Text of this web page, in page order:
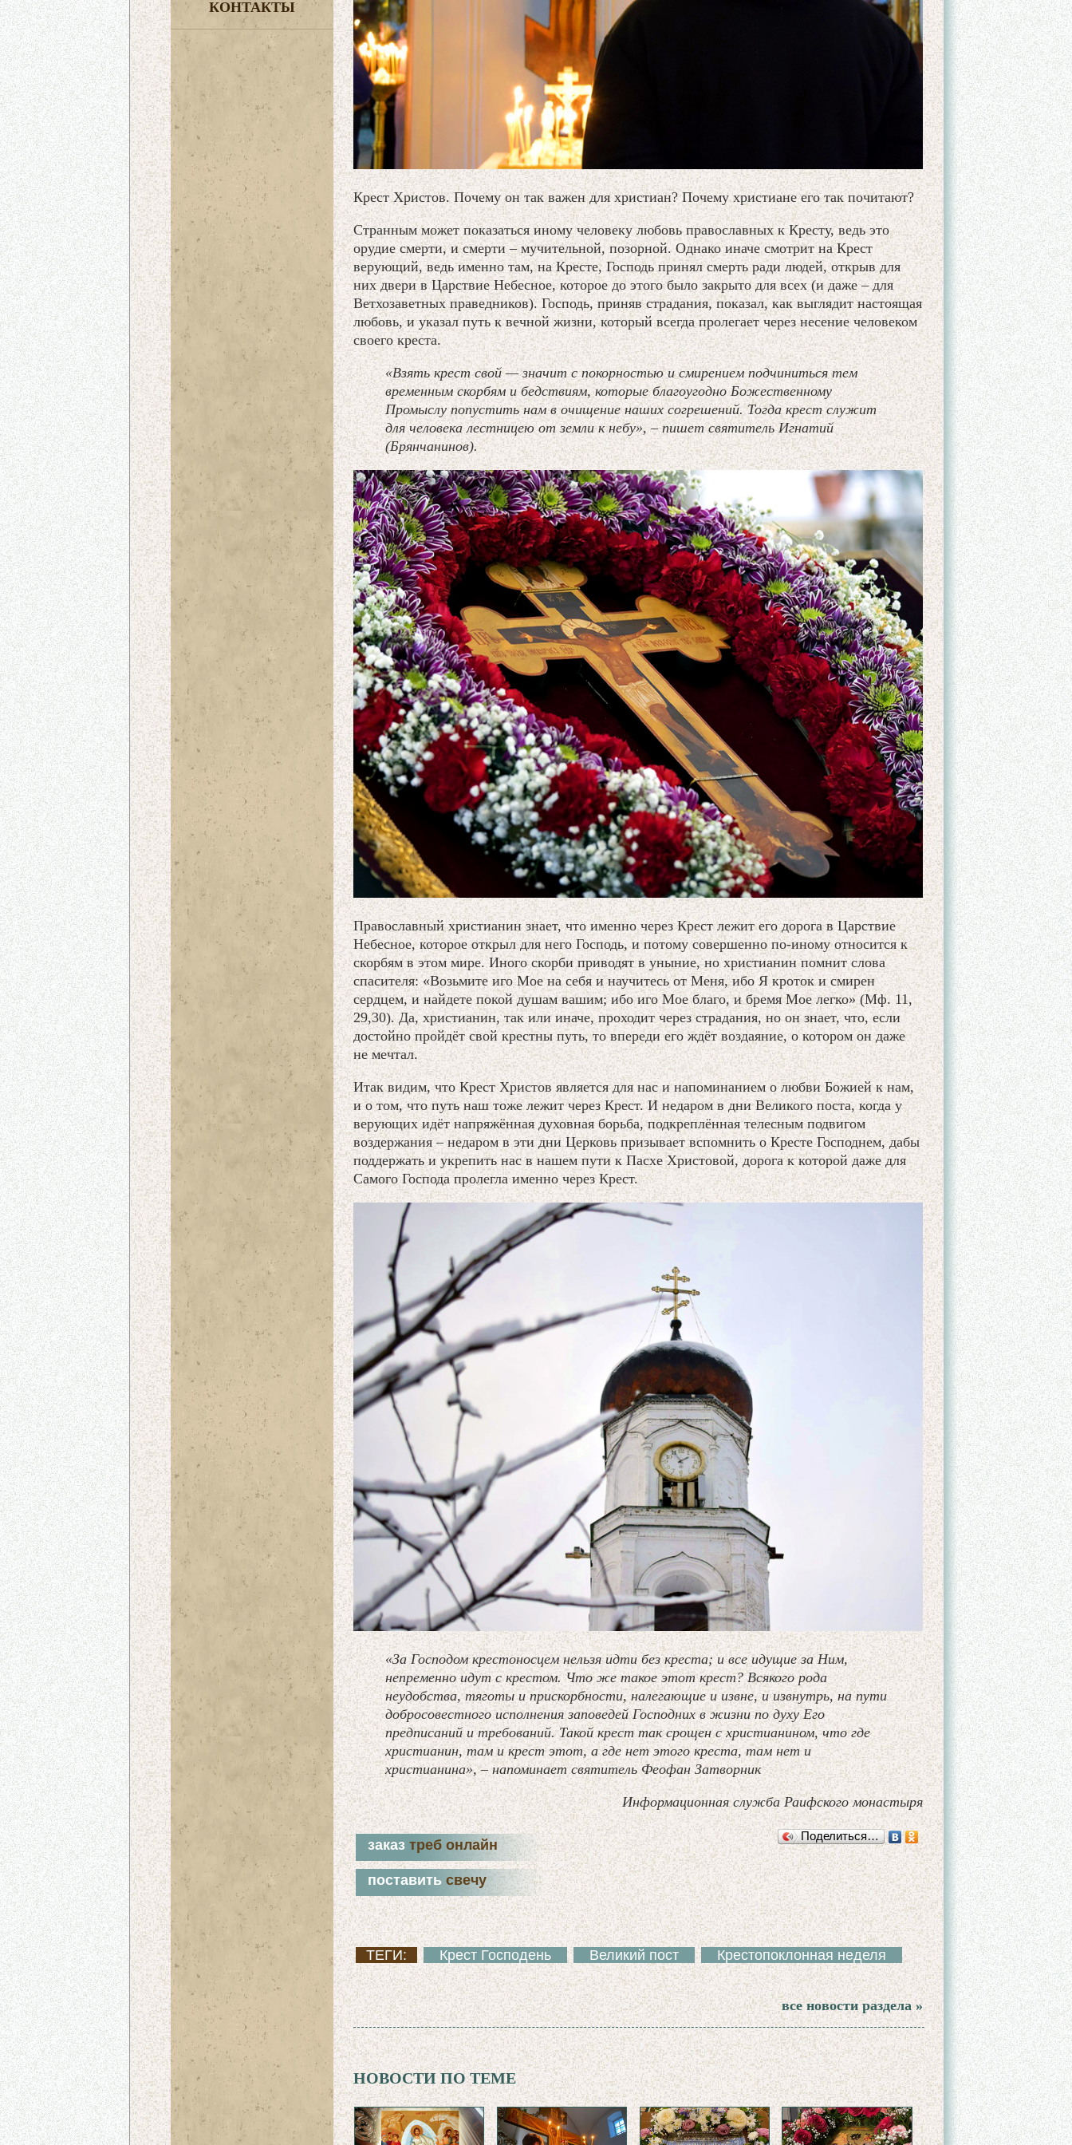
КОНТАКТЫ
Крест Христов. Почему он так важен для христиан? Почему христиане его так почитают?
Странным может показаться иному человеку любовь православных к Кресту, ведь это
орудие смерти, и смерти – мучительной, позорной. Однако иначе смотрит на Крест
верующий, ведь именно там, на Кресте, Господь принял смерть ради людей, открыв для
них двери в Царствие Небесное, которое до этого было закрыто для всех (и даже – для
Ветхозаветных праведников). Господь, приняв страдания, показал, как выглядит настоящая
любовь, и указал путь к вечной жизни, который всегда пролегает через несение человеком
своего креста.
«Взять крест свой — значит с покорностью и смирением подчиниться тем
временным скорбям и бедствиям, которые благоугодно Божественному
Промыслу попустить нам в очищение наших согрешений. Тогда крест служит
для человека лестницею от земли к небу», – пишет святитель Игнатий
(Брянчанинов).
Православный христианин знает, что именно через Крест лежит его дорога в Царствие
Небесное, которое открыл для него Господь, и потому совершенно по-иному относится к
скорбям в этом мире. Иного скорби приводят в уныние, но христианин помнит слова
спасителя: «Возьмите иго Мое на себя и научитесь от Меня, ибо Я кроток и смирен
сердцем, и найдете покой душам вашим; ибо иго Мое благо, и бремя Мое легко» (Мф. 11,
29,30). Да, христианин, так или иначе, проходит через страдания, но он знает, что, если
достойно пройдёт свой крестны путь, то впереди его ждёт воздаяние, о котором он даже
не мечтал.
Итак видим, что Крест Христов является для нас и напоминанием о любви Божией к нам,
и о том, что путь наш тоже лежит через Крест. И недаром в дни Великого поста, когда у
верующих идёт напряжённая духовная борьба, подкреплённая телесным подвигом
воздержания – недаром в эти дни Церковь призывает вспомнить о Кресте Господнем, дабы
поддержать и укрепить нас в нашем пути к Пасхе Христовой, дорога к которой даже для
Самого Господа пролегла именно через Крест.
«За Господом крестоносцем нельзя идти без креста; и все идущие за Ним,
непременно идут с крестом. Что же такое этот крест? Всякого рода
неудобства, тяготы и прискорбности, налегающие и извне, и извнутрь, на пути
добросовестного исполнения заповедей Господних в жизни по духу Его
предписаний и требований. Такой крест так срощен с христианином, что где
христианин, там и крест этот, а где нет этого креста, там нет и
христианина», – напоминает святитель Феофан Затворник
Информационная служба Раифского монастыря
заказ треб онлайн
поставить свечу
Поделиться…
ТЕГИ: Крест Господень Великий пост Крестопоклонная неделя
все новости раздела »
НОВОСТИ ПО ТЕМЕ